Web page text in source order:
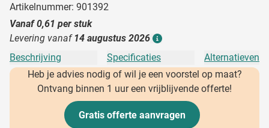
Artikelnummer: 901392
Vanaf0,61 per stuk
Levering vanaf 14 augustus 2026
Beschrijving Specificaties
Alternatieven
Heb je advies nodig of wil je een voorstel op maat?
Ontvang binnen 1 uur een vrijblijvende offerte!
Gratis offerte aanvragen